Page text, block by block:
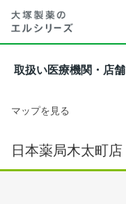
取扱い医療機関・店舗
マップを見る
日本薬局木太町店